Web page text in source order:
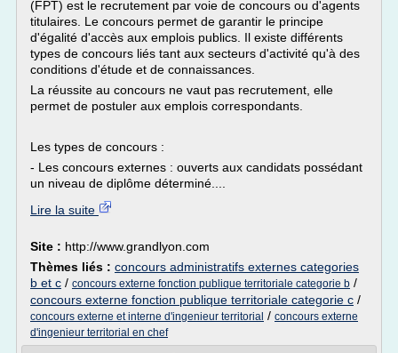
(FPT) est le recrutement par voie de concours ou d'agents
titulaires. Le concours permet de garantir le principe
d'égalité d'accès aux emplois publics. Il existe différents
types de concours liés tant aux secteurs d'activité qu'à des
conditions d'étude et de connaissances.
La réussite au concours ne vaut pas recrutement, elle
permet de postuler aux emplois correspondants.
Les types de concours :
- Les concours externes : ouverts aux candidats possédant
un niveau de diplôme déterminé....
Lire la suite
Site : http://www.grandlyon.com
Thèmes liés : concours administratifs externes categories
b et c / concours externe fonction publique territoriale categorie b /
concours externe fonction publique territoriale categorie c /
concours externe et interne d'ingenieur territorial / concours externe
d'ingenieur territorial en chef